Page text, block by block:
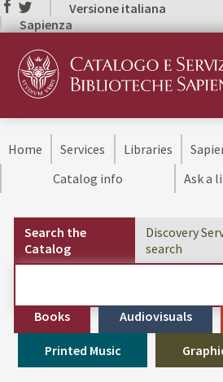
Versione italiana
Sapienza
Home Services Libraries
Catalog info
Ask a
Search the
Catalog
Discovery
search
Books Audiovisuals
Printed Music